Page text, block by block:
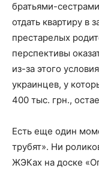
братьями-
отдать квартиру в
престарелых
перспективы
из-за этого
украинцев, у
400 тыс. грн.,
Есть еще один
трубят». Ни
ЖЭКах на доске